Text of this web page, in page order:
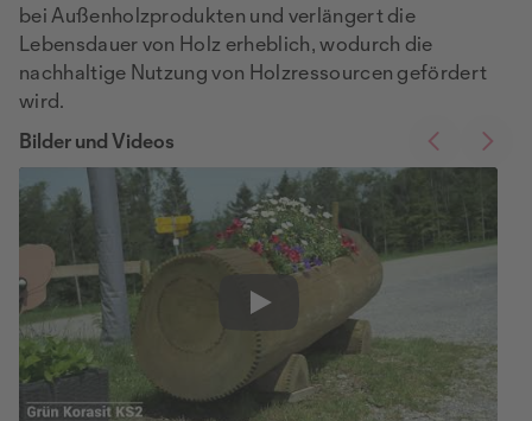
bei Außenholzprodukten und verlängert die
Lebensdauer von Holz erheblich, wodurch die
nachhaltige Nutzung von Holzressourcen gefördert
wird.
Play
Bilder und Videos